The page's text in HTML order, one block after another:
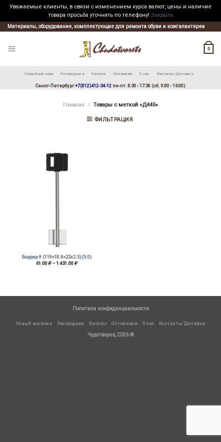
Уважаемые клиенты, в связи с изменением курса валют, цены и наличие
товара просьба уточнять по телефону! Закрыть
Skip
to
Материалы, оборудование, комплектующие для ремонта обуви и кожгалантереи
0
Новый магазин Распродажа Каталог Оптовикам О нас Контакты/Доставка
Санкт-Петербург+7(812)412-34-12 пн-пт. 8:30 - 17:30 (сб. 9:00 - 16:00)
Главная / Товары с меткой «Д445»
ФИЛЬТРАЦИЯ
Бордер-9 (119×18.8×22х2.5)(5.0)
61.00₽ – 1 431.00₽Диапазон
Политика конфиденциальности
Новый магазин Распродажа Каталог Оптовикам О нас Контакты/Доставка
Чудотворец 2026 ©